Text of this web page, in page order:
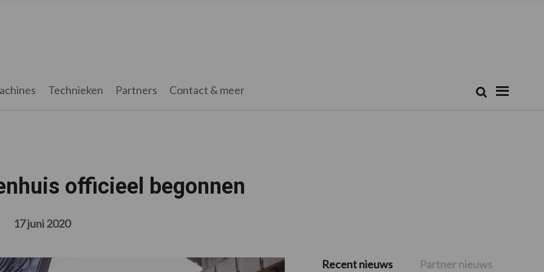
Technieken Partners Contact & meer Zoek
officieel begonnen
17 juni 2020
Recent nieuws Partner nieuws